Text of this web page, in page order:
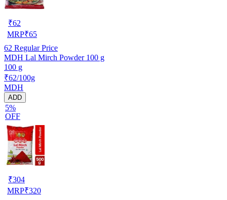
₹62
MRP₹65
62 Regular Price
MDH Lal Mirch Powder 100 g
100 g
₹62/100g
MDH
ADD
5%
OFF
₹304
MRP₹320